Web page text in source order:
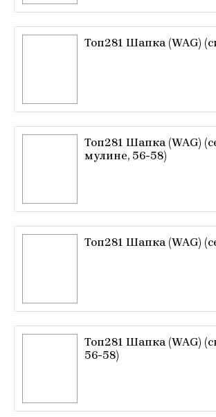
Топ281 Шапка (WAG)
Топ281 Шапка (WAG)
мулине, 56-58)
Топ281 Шапка (WAG)
Топ281 Шапка (WAG)
56-58)